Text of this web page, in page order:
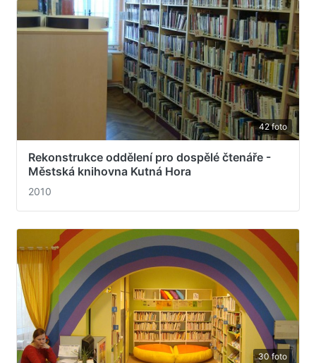
42 foto
Rekonstrukce oddělení pro dospělé čtenáře -
Městská knihovna Kutná Hora
2010
30 foto